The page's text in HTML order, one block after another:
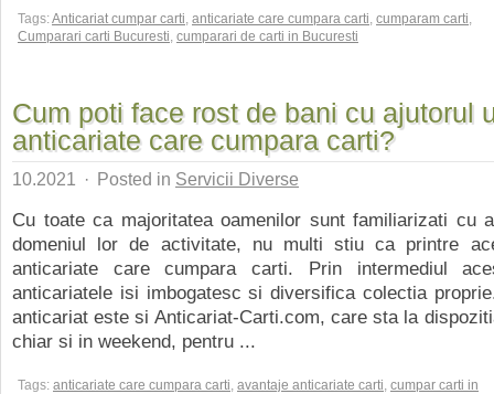
Tags:Anticariat cumpar carti, anticariate care cumpara carti, cumparam carti,
Cumparari carti Bucuresti, cumparari de carti in Bucuresti
Cum poti face rost de bani cu ajutorul
anticariate care cumpara carti?
10.2021 · Posted in Servicii Diverse
Cu toate ca majoritatea oamenilor sunt familiarizati cu
domeniul lor de activitate, nu multi stiu ca printre
anticariate care cumpara carti. Prin intermediul
anticariatele isi imbogatesc si diversifica colectia
anticariat este si Anticariat-Carti.com, care sta la
chiar si in weekend, pentru ...
Tags: anticariate care cumpara carti, avantaje anticariate carti, cumpar carti in